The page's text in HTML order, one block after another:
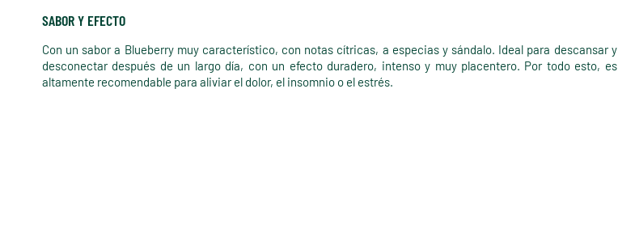
SABOR Y EFECTO
Con un sabor a Blueberry muy característico, con notas cítricas, a especias y sándalo. Ideal para descansar y
desconectar después de un largo día, con un efecto duradero, intenso y muy placentero. Por todo esto, es
altamente recomendable para aliviar el dolor, el insomnio o el estrés.